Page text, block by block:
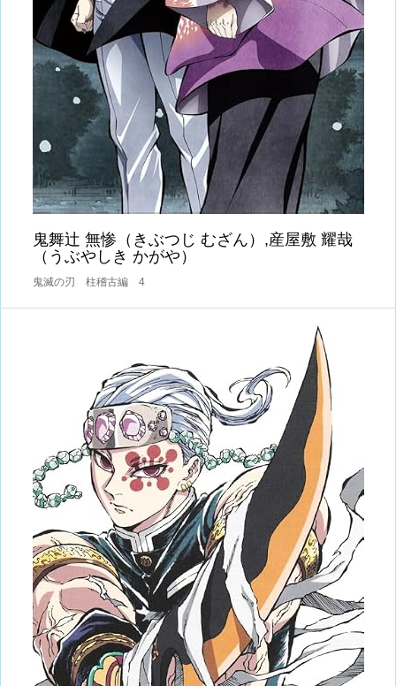
鬼舞辻󠄀 無惨（きぶつじ むざん）,産屋敷 耀哉
（うぶやしき かがや）
鬼滅の刃 柱稽古編 4